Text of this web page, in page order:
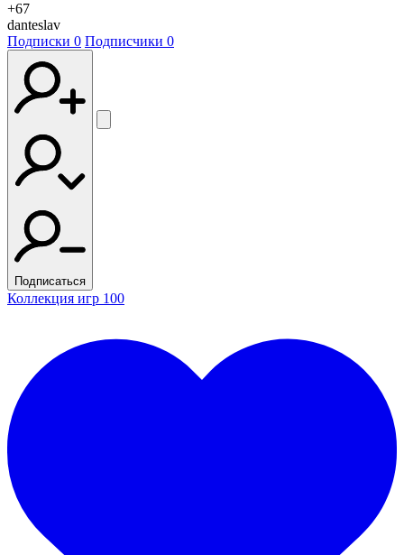
+67
danteslav
Подписки 0 Подписчики 0
Подписаться
Коллекция игр 100